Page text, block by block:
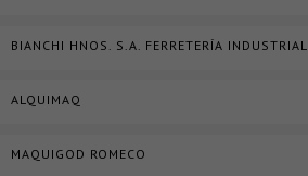
BIANCHI HNOS. S.A. FERRETERÍA INDUSTRIAL
ALQUIMAQ
MAQUIGOD ROMECO